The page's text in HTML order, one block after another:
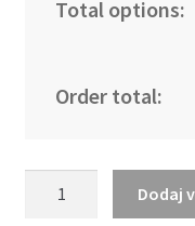
Total options:
Order total:
Dodaj